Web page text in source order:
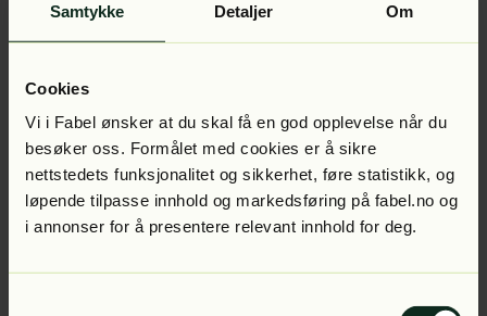
Samtykke Detaljer Om
Cookies
Vi i Fabel ønsker at du skal få en god opplevelse når du
besøker oss. Formålet med cookies er å sikre
nettstedets funksjonalitet og sikkerhet, føre statistikk, og
løpende tilpasse innhold og markedsføring på fabel.no og
i annonser for å presentere relevant innhold for deg.